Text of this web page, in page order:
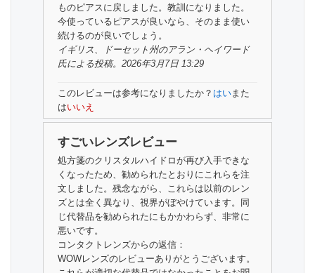
ものピアスに戻しました。教訓になりました。
今使っているピアスが良いなら、そのまま使い
続けるのが良いでしょう。
イギリス、ドーセット州のアラン・ヘイワード
氏による投稿。2026年3月7日 13:29
このレビューは参考になりましたか？ はいまた
はいいえ
すごいレンズレビュー
処方箋のクリスタルハイドロが再び入手できな
くなったため、勧められたとおりにこれらを注
文しました。残念ながら、これらは以前のレン
ズとは全く異なり、視界がぼやけています。同
じ代替品を勧められたにもかかわらず、非常に
悪いです。
コンタクトレンズからの返信：
WOWレンズのレビューありがとうございます。